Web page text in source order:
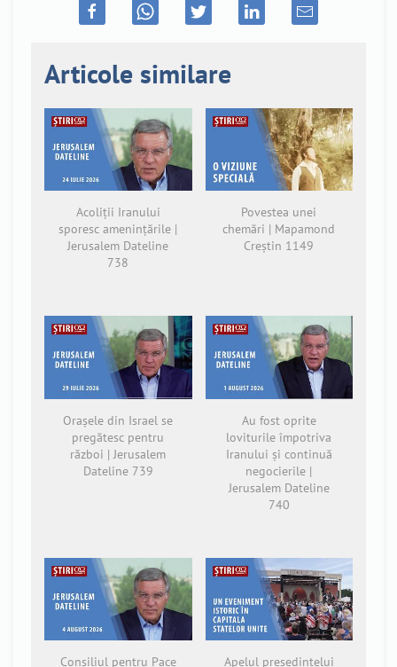
Articole similare
Acoliții Iranului
sporesc amenințările |
Jerusalem Dateline
738
Povestea unei
chemări | Mapamond
Creștin 1149
Orașele din Israel se
pregătesc pentru
război | Jerusalem
Dateline 739
Au fost oprite
loviturile împotriva
Iranului și continuă
negocierile |
Jerusalem Dateline
740
Consiliul pentru Pace Apelul președintelui